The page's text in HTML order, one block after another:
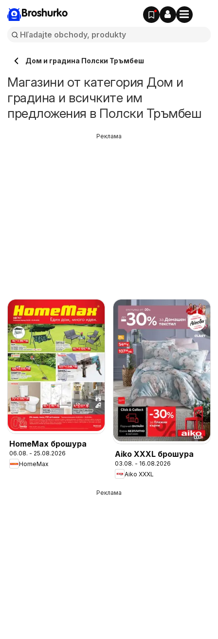
Broshurko
Дом и градина Полски Тръмбеш
Магазини от категория Дом и
градина и всичките им
предложения в Полски Тръмбеш
HomeMax брошура
06.08. - 25.08.2026
HomeMax
Aiko XXXL брошура
03.08. - 16.08.2026
Aiko XXXL
Реклама
Реклама